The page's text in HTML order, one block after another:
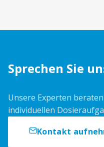
Sprechen Sie
Unsere Experten
individuellen
Kontakt